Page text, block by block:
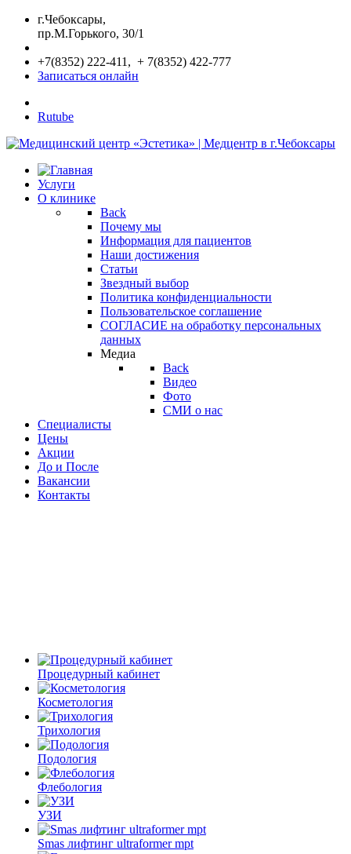
г.Чебоксары,
пр.М.Горького, 30/1
+7(8352) 222-411, + 7(8352) 422-777
Записаться онлайн
Rutube
Услуги
О клинике
Back
Почему мы
Информация для пациентов
Наши достижения
Статьи
Звездный выбор
Политика конфиденциальности
Пользовательское соглашение
СОГЛАСИЕ на обработку персональных
данных
Медиа
Back
Видео
Фото
СМИ о нас
Специалисты
Цены
Акции
До и После
Вакансии
Контакты
Процедурный кабинет
Косметология
Трихология
Подология
Флебология
УЗИ
Smas лифтинг ultraformer mpt